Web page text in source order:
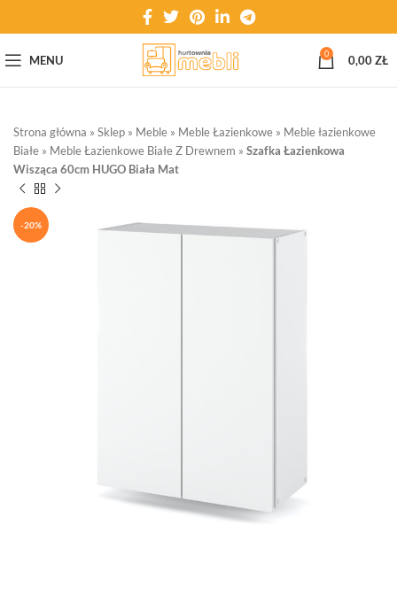
MENU 0 0,00ZŁ
Strona główna » Sklep » Meble » Meble Łazienkowe » Meble łazienkowe
Białe » Meble Łazienkowe Białe Z Drewnem » Szafka Łazienkowa
Wisząca 60cm HUGO Biała Mat
-20%